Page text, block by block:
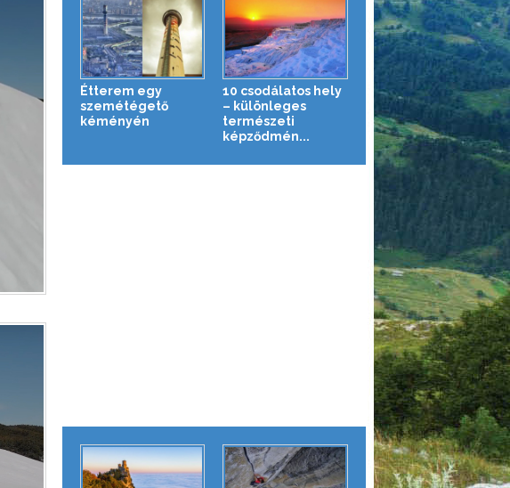
Étterem egy
szemétégető
kéményén
10 csodálatos hely
– különleges
természeti
képződmén...